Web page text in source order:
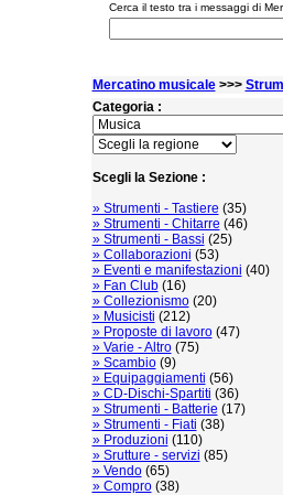
Cerca il testo tra i messaggi di
Mercatino musicale>>>
Categoria :
Scegli la Sezione :
» Strumenti - Tastiere (35)
» Strumenti - Chitarre (46)
» Strumenti - Bassi (25)
» Collaborazioni (53)
» Eventi e manifestazioni (40)
» Fan Club(16)
» Collezionismo(20)
» Musicisti (212)
» Proposte di lavoro(47)
» Varie - Altro(75)
» Scambio(9)
» Equipaggiamenti (56)
» CD-Dischi-Spartiti (36)
» Strumenti - Batterie (17)
» Strumenti - Fiati (38)
» Produzioni (110)
» Srutture - servizi (85)
» Vendo(65)
» Compro(38)